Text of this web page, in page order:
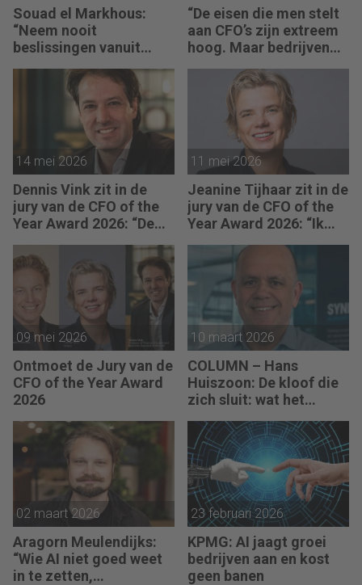
Souad el Markhous:
“Neem nooit
beslissingen vanuit
“De eisen die men stelt
aan CFO’s zijn extreem
hoog. Maar bedrijven
over beloning gaat.”
14 mei 2026
Dennis Vink zit in de
jury van de CFO of the
Year Award 2026: “De
balanceert emotionele
intelligentie feilloos
met ijzeren
administratieve
discipline.”
11 mei 2026
Jeanine Tijhaar zit in de
jury van de CFO of the
Year Award 2026: “Ik
combineren met
mensgericht
leiderschap.”
09 mei 2026
Ontmoet de Jury van de
CFO of the Year Award
2026
10 maart 2026
COLUMN – Hans
Huiszoon: De kloof die
zich sluit: wat het
betekent voor CFO’s,
controllers en FP&A-
professionals
02 maart 2026
Aragorn Meulendijks:
“Wie AI niet goed weet
in te zetten,
23 februari 2026
KPMG: AI jaagt groei
bedrijven aan en kost
geen banen